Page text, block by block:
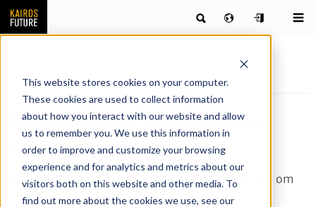
This website stores cookies on your computer.
These cookies are used to collect information
about how you interact with our website and allow
us to remember you. We use this information in
order to improve and customize your browsing
experience and for analytics and metrics about our
visitors both on this website and other media. To
find out more about the cookies we use, see our
What’s NXT: Framtidens
hållbarhet
What’s NXT: Framtidens
hållbarhet
Hållbarhetsfrågor har alltid påverkat samhällen, om
än i olika former. Vare sig det var träkrisen som